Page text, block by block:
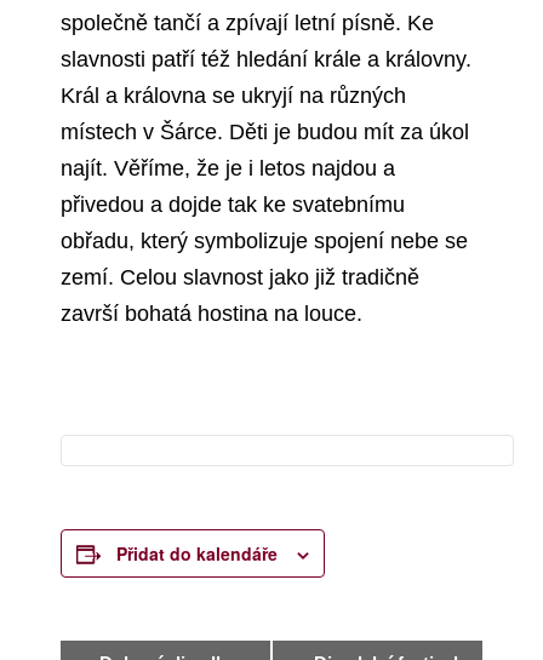
společně tančí a zpívají letní písně. Ke
slavnosti patří též hledání krále a královny.
Král a královna se ukryjí na různých
místech v Šárce. Děti je budou mít za úkol
najít. Věříme, že je i letos najdou a
přivedou a dojde tak ke svatebnímu
obřadu, který symbolizuje spojení nebe se
zemí. Celou slavnost jako již tradičně
završí bohatá hostina na louce.
Přidat do kalendáře